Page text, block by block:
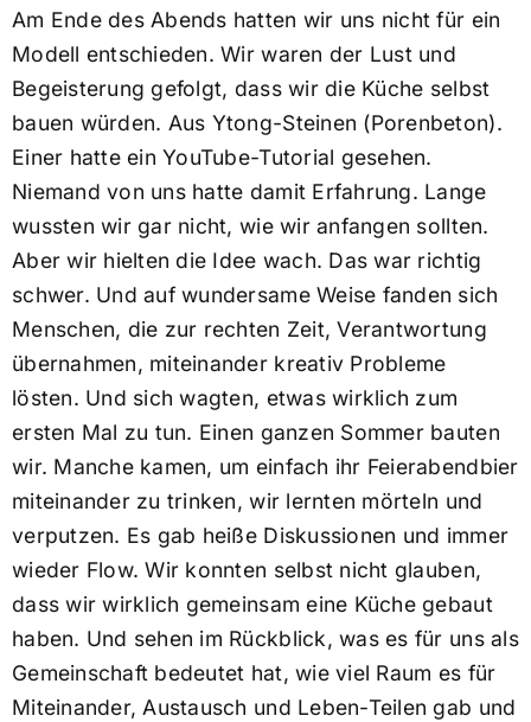
Am Ende des Abends hatten wir uns nicht für ein
Modell entschieden. Wir waren der Lust und
Begeisterung gefolgt, dass wir die Küche selbst
bauen würden. Aus Ytong-Steinen (Porenbeton).
Einer hatte ein YouTube-Tutorial gesehen.
Niemand von uns hatte damit Erfahrung. Lange
wussten wir gar nicht, wie wir anfangen sollten.
Aber wir hielten die Idee wach. Das war richtig
schwer. Und auf wundersame Weise fanden sich
Menschen, die zur rechten Zeit, Verantwortung
übernahmen, miteinander kreativ Probleme
lösten. Und sich wagten, etwas wirklich zum
ersten Mal zu tun. Einen ganzen Sommer bauten
wir. Manche kamen, um einfach ihr Feierabendbier
miteinander zu trinken, wir lernten mörteln und
verputzen. Es gab heiße Diskussionen und immer
wieder Flow. Wir konnten selbst nicht glauben,
dass wir wirklich gemeinsam eine Küche gebaut
haben. Und sehen im Rückblick, was es für uns als
Gemeinschaft bedeutet hat, wie viel Raum es für
Miteinander, Austausch und Leben-Teilen gab und